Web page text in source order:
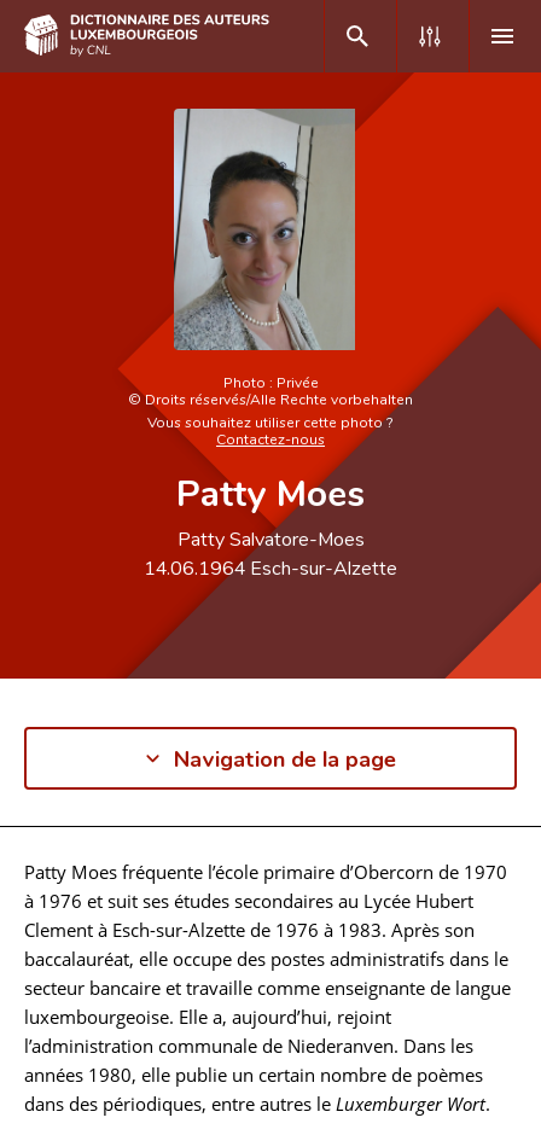
Recherche avancée
Foire aux questions
Photo : Privée
©Droits réservés/Alle Rechte vorbehalten
Vous souhaitez utiliser cette photo ?
Contactez-nous
Patty Moes
Patty Salvatore-Moes
14.06.1964Esch-sur-Alzette
Navigation de la page
Biographie
Patty Moes fréquente l’école primaire d’Obercorn de 1970
à 1976 et suit ses études secondaires au Lycée Hubert
Clement à Esch-sur-Alzette de 1976 à 1983. Après son
baccalauréat, elle occupe des postes administratifs dans le
secteur bancaire et travaille comme enseignante de langue
luxembourgeoise. Elle a, aujourd’hui, rejoint
l’administration communale de Niederanven. Dans les
années 1980, elle publie un certain nombre de poèmes
dans des périodiques, entre autres le Luxemburger Wort.